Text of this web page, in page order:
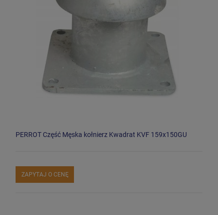
PERROT Część Męska kołnierz Kwadrat KVF 159x150GU
ZAPYTAJ O CENĘ